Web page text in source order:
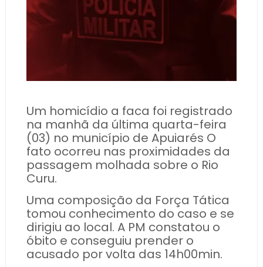
Um homicídio a faca foi registrado
na manhã da última quarta-feira
(03) no município de Apuiarés O
fato ocorreu nas proximidades da
passagem molhada sobre o Rio
Curu.
Uma composição da Força Tática
tomou conhecimento do caso e se
dirigiu ao local. A PM constatou o
óbito e conseguiu prender o
acusado por volta das 14h00min.